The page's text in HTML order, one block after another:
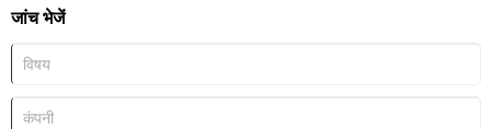
जांच भेजें